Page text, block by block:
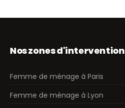
Nos zones d'intervention
Femme de ménage à Paris
Femme de ménage à Lyon